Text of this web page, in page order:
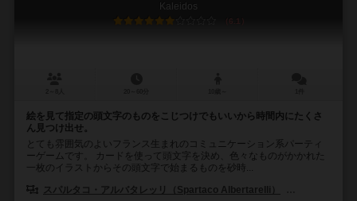
Kaleidos
6.1
絵を見て指定の頭文字のものをこじつけでもいいから時間内にたくさ
ん見つけ出せ。
とても雰囲気のよいフランス生まれのコミュニケーション系パーティ
ーゲームです。 カードを使って頭文字を決め、色々なものがかかれた
一枚のイラストからその頭文字で始まるものを砂時...
スパルタコ・アルバタレッリ（Spartaco Albertarelli）